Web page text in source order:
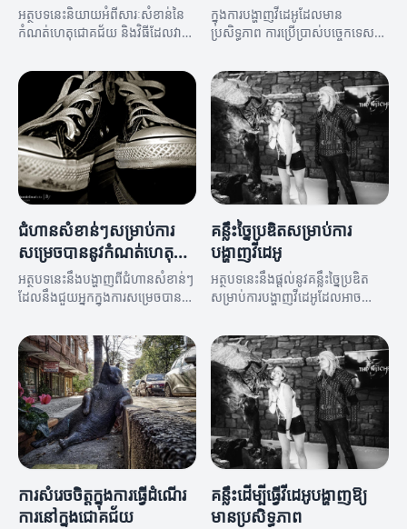
អត្ថបទនេះនិយាយអំពីសារៈសំខាន់នៃ
កំណត់ហេតុជោគជ័យ និងវិធីដែលវា
គោលបំណង។
ជំហានសំខាន់ៗសម្រាប់ការ
សម្រេចបាននូវកំណត់ហេតុ
ជោគជ័យ
អត្ថបទនេះនឹងបង្ហាញពីជំហានសំខាន់ៗ
ដែលនឹងជួយអ្នកក្នុងការសម្រេចបាននូវ
ការសំរេចចិត្តក្នុងការធ្វើដំណើរ
ការនៅក្នុងជោគជ័យ
ក្នុងការបង្ហាញវីដេអូដែលមាន
ប្រសិទ្ធភាព ការប្រើប្រាស់បច្ចេកទេស
គន្លឹះច្នៃប្រឌិតសម្រាប់ការ
បង្ហាញវីដេអូ
អត្ថបទនេះនឹងផ្តល់នូវគន្លឹះច្នៃប្រឌិត
សម្រាប់ការបង្ហាញវីដេអូដែលអាច
គន្លឹះដើម្បីធ្វើវីដេអូបង្ហាញឱ្យ
មានប្រសិទ្ធភាព